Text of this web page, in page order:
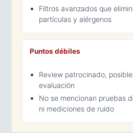
Filtros avanzados que
partículas y alérgenos
Puntos débiles
Review patrocinado,
evaluación
No se mencionan pruebas
ni mediciones de ruido